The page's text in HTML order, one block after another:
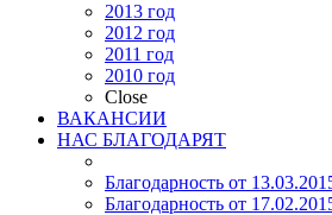
2013 год
2012 год
2011 год
2010 год
Close
ВАКАНСИИ
НАС БЛАГОДАРЯТ
Благодарность от
Благодарность от